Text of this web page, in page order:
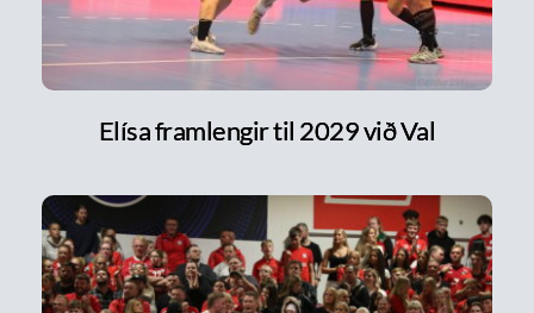
Elísa framlengir til 2029 við Val